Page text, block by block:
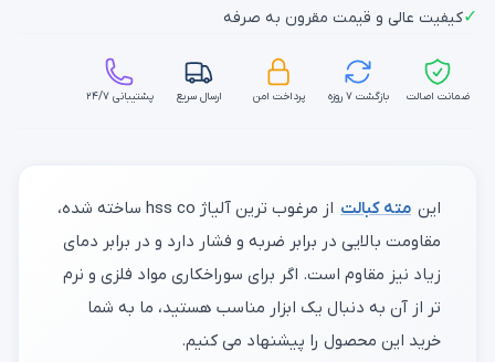
✓کیفیت عالی و قیمت مقرون به صرفه
ضمانت اصالت بازگشت ۷ روزه پرداخت امن ارسال سریع پشتیبانی ۲۴/۷
این مته کبالت
از مرغوب ترین آلیاژ hss co ساخته شده،
مقاومت بالایی در برابر ضربه و فشار دارد و در برابر دمای
زیاد نیز مقاوم است. اگر برای سوراخکاری مواد فلزی و نرم
تر از آن به دنبال یک ابزار مناسب هستید، ما به شما
خرید این محصول را پیشنهاد می کنیم.